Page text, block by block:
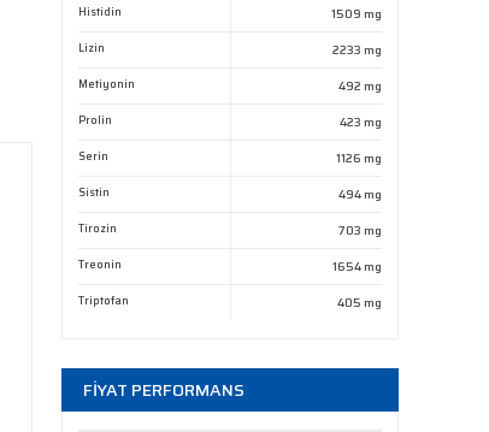
Histidin 1509 mg
Lizin 2233 mg
Metiyonin 492 mg
Prolin 423 mg
Serin 1126 mg
Sistin 494 mg
Tirozin 703 mg
Treonin 1654 mg
Triptofan 405 mg
FİYAT PERFORMANS